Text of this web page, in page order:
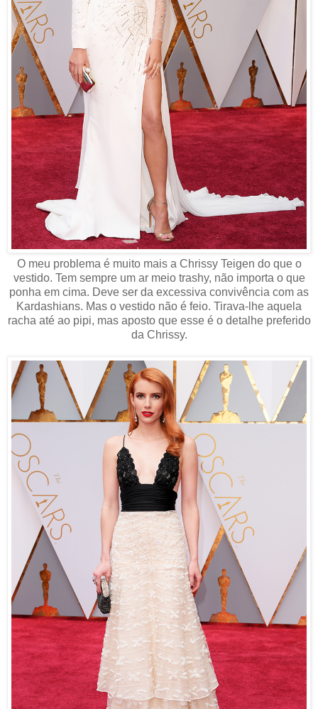
O meu problema é muito mais a Chrissy Teigen do que o
vestido. Tem sempre um ar meio trashy, não importa o que
ponha em cima. Deve ser da excessiva convivência com as
Kardashians. Mas o vestido não é feio. Tirava-lhe aquela
racha até ao pipi, mas aposto que esse é o detalhe preferido
da Chrissy.